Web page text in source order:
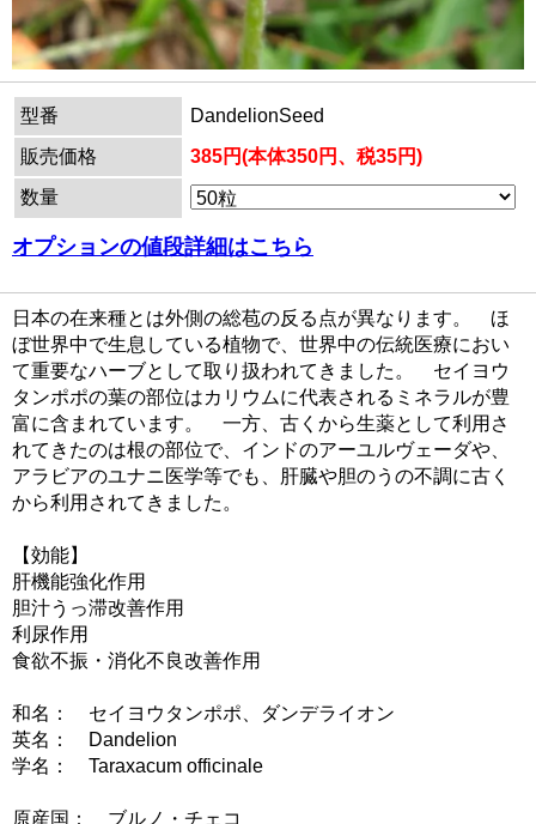
型番
DandelionSeed
販売価格
385円(本体350円、税35円)
数量
オプションの値段詳細はこちら
日本の在来種とは外側の総苞の反る点が異なります。 ほ
ぼ世界中で生息している植物で、世界中の伝統医療におい
て重要なハーブとして取り扱われてきました。 セイヨウ
タンポポの葉の部位はカリウムに代表されるミネラルが豊
富に含まれています。 一方、古くから生薬として利用さ
れてきたのは根の部位で、インドのアーユルヴェーダや、
アラビアのユナニ医学等でも、肝臓や胆のうの不調に古く
から利用されてきました。
【効能】
肝機能強化作用
胆汁うっ滞改善作用
利尿作用
食欲不振・消化不良改善作用
和名： セイヨウタンポポ、ダンデライオン
英名： Dandelion
学名： Taraxacum officinale
原産国： ブルノ・チェコ